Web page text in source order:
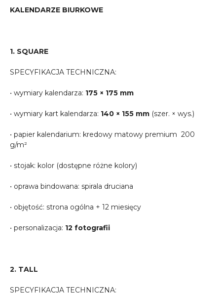
KALENDARZE BIURKOWE
1. SQUARE
SPECYFIKACJA TECHNICZNA:
• wymiary kalendarza: 175 × 175 mm
• wymiary kart kalendarza: 140 × 155 mm (szer. × wys.)
• papier kalendarium: kredowy matowy premium 200
g/m²
• stojak: kolor (dostępne różne kolory)
• oprawa bindowana: spirala druciana
• objętość: strona ogólna + 12 miesięcy
• personalizacja: 12 fotografii
2. TALL
SPECYFIKACJA TECHNICZNA: